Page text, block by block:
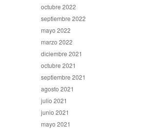
octubre 2022
septiembre 2022
mayo 2022
marzo 2022
diciembre 2021
octubre 2021
septiembre 2021
agosto 2021
julio 2021
junio 2021
mayo 2021